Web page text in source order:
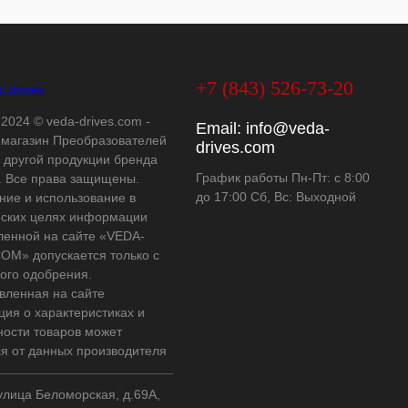
© veda-drives.com -
Преобразователей
другой продукции бренда
Все права защищены.
и использование в
целях информации
на сайте «VEDA-
допускается только с
одобрения.
на сайте
о характеристиках и
товаров может
от данных производителя
Беломорская, д.69А,
+7 (843) 526-73-20
Email: info@veda-
drives.com
График работы Пн-Пт: с 8:00
до 17:00 Сб, Вс: Выходной